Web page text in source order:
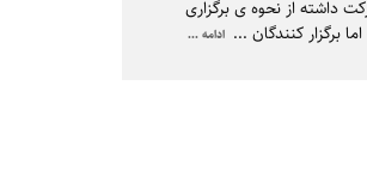
داشته از نحوه ی برگزاری
برگزار کنندگان ... ادامه ...